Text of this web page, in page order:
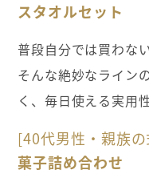
スタオルセット
普段自分では買わな
そんな絶妙なライン
く、毎日使える実用
[40代男性・親族
菓子詰め合わせ